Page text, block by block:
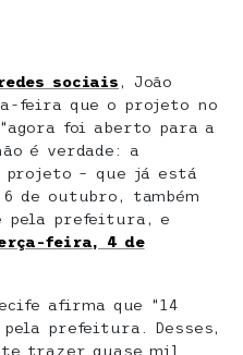
sociais , João
feira que o projeto no
foi aberto para a
é verdade: a
projeto – que já está
de outubro, também
pela prefeitura, e
feira, 4 de
afirma que “14
prefeitura. Desses,
trazer quase mil